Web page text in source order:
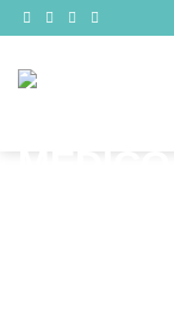
Saltar
contenido